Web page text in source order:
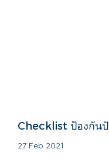
Checklist ป้องกัน
27 Feb 2021